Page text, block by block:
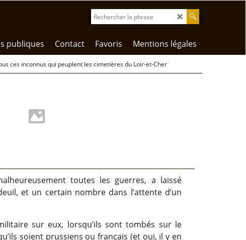
publiques Contact Favoris Mentions légales
ces inconnus qui peuplent les cimetières du Loir-et-Cher
toutes les guerres, a laissé
et un certain nombre dans l’attente d’un
sur eux, lorsqu’ils sont tombés sur le
soient prussiens ou français (et oui, il y en